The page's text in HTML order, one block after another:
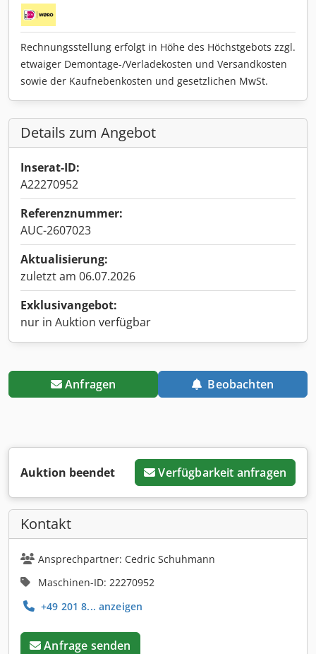
Rechnungsstellung erfolgt in Höhe des Höchstgebots zzgl.
etwaiger Demontage-/Verladekosten und Versandkosten
sowie der Kaufnebenkosten und gesetzlichen MwSt.
Details zum Angebot
Inserat-ID:
A22270952
Referenznummer:
AUC-2607023
Aktualisierung:
zuletzt am 06.07.2026
Exklusivangebot:
nur in Auktion verfügbar
Anfragen Beobachten
Auktion beendet Verfügbarkeit anfragen
Kontakt
Ansprechpartner: Cedric Schuhmann
Maschinen-ID: 22270952
+49 201 8... anzeigen
Anfrage senden